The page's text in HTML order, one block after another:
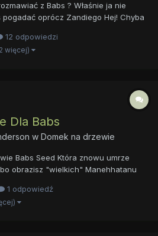
z Babs ? Właśnie ja nie
pogadać oprócz Zandiego Hej! Chyba
12 odpowiedzi
więcej)
Dla Babs
w Domek na drzewie
Babs Seed Która znowu umrze
obrazisz "wielkich" Manehhatanu
co innego masz od niego
ukradnę już więcej "jabłek" A "Kar...
1 odpowiedź